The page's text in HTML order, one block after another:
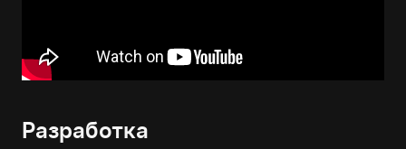
Разработка